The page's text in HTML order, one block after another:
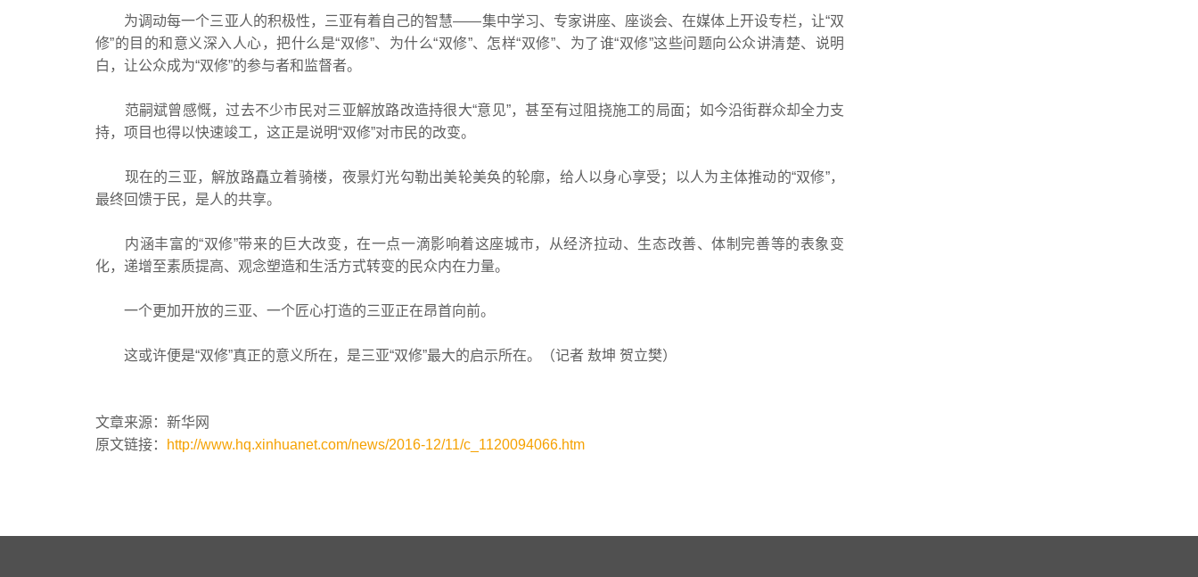
为调动每一个三亚人的积极性，三亚有着自己的智慧——集中学习、专家讲座、座谈会、在媒体上开设专栏，让“双
修”的目的和意义深入人心，把什么是“双修”、为什么“双修”、怎样“双修”、为了谁“双修”这些问题向公众讲清楚、说明
白，让公众成为“双修”的参与者和监督者。
范嗣斌曾感慨，过去不少市民对三亚解放路改造持很大“意见”，甚至有过阻挠施工的局面；如今沿街群众却全力支
持，项目也得以快速竣工，这正是说明“双修”对市民的改变。
现在的三亚，解放路矗立着骑楼，夜景灯光勾勒出美轮美奂的轮廓，给人以身心享受；以人为主体推动的“双修”，
最终回馈于民，是人的共享。
内涵丰富的“双修”带来的巨大改变，在一点一滴影响着这座城市，从经济拉动、生态改善、体制完善等的表象变
化，递增至素质提高、观念塑造和生活方式转变的民众内在力量。
一个更加开放的三亚、一个匠心打造的三亚正在昂首向前。
这或许便是“双修”真正的意义所在，是三亚“双修”最大的启示所在。（记者 敖坤 贺立樊）
文章来源：新华网
原文链接：
http://www.hq.xinhuanet.com/news/2016-12/11/c_1120094066.htm